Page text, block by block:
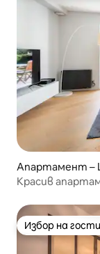
Апартамент –
Красив
Избор на
Избор на